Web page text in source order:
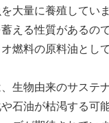
大量に養殖してい
える性質があるの
燃料の原料油とし
生物由来のサステ
石油が枯渇する可